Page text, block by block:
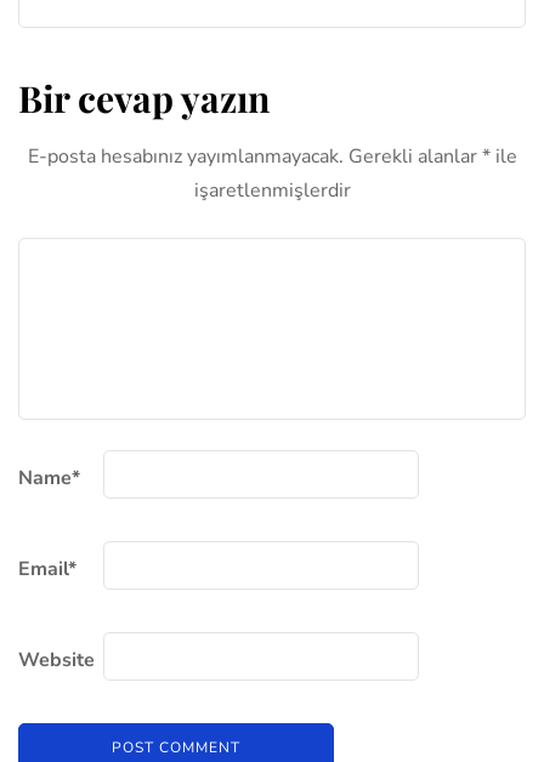
Bir cevap yazın
E-posta hesabınız yayımlanmayacak. Gerekli alanlar*ile
işaretlenmişlerdir
Name*
Email*
Website